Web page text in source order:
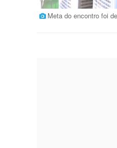
Meta do encontro foi